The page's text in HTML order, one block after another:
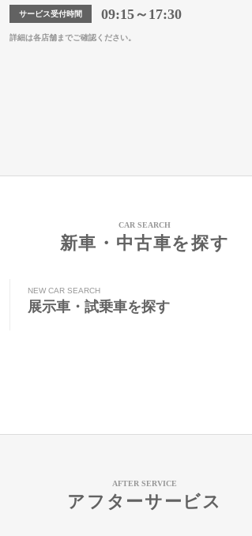
サービス受付時間 09:15～17:30
詳細は各店舗までご確認ください。
CAR SEARCH
新車・中古車を探す
NEW CAR SEARCH
展示車・試乗車を探す
AFTER SERVICE
アフターサービス